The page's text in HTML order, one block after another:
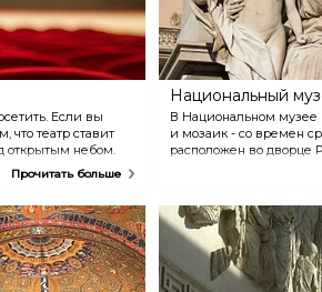
Если вы
что театр ставит
открытым небом.
Прочитать больше
Национальный
В Национальном музее
и мозаик - со времен
расположен во дворце
время фашистского
после Второй